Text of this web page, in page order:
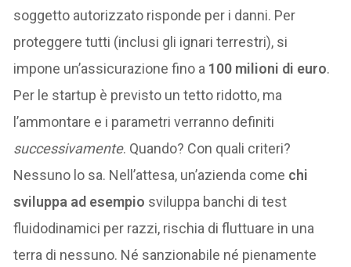
soggetto autorizzato risponde per i danni. Per
proteggere tutti (inclusi gli ignari terrestri), si
impone un’assicurazione fino a 100 milioni di euro.
Per le startup è previsto un tetto ridotto, ma
l’ammontare e i parametri verranno definiti
successivamente. Quando? Con quali criteri?
Nessuno lo sa. Nell’attesa, un’azienda come chi
sviluppa ad esempio sviluppa banchi di test
fluidodinamici per razzi, rischia di fluttuare in una
terra di nessuno. Né sanzionabile né pienamente